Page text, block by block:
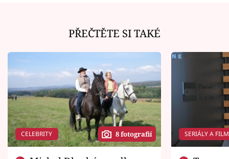
PŘEČTĚTE SI TAKÉ
CELEBRITY 8 fotografií SERIÁLY A